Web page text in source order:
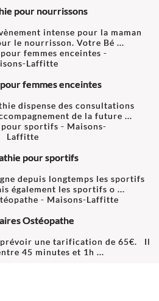
pour nourrissons
intense pour la maman
le nourrisson. Votre Bé ...
femmes enceintes
dispense des consultations
de la future ...
pour sportifs
depuis longtemps les sportifs
également les sportifs o ...
Ostéopathe
prévoir une tarification de 65€. Il
45 minutes et 1h ...